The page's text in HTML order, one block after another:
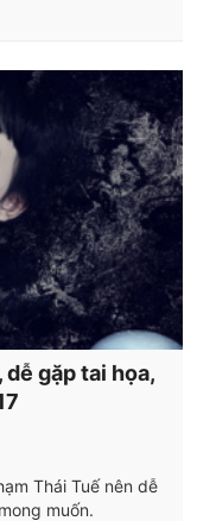
gặp tai họa,
Thái Tuế nên dễ
muốn.